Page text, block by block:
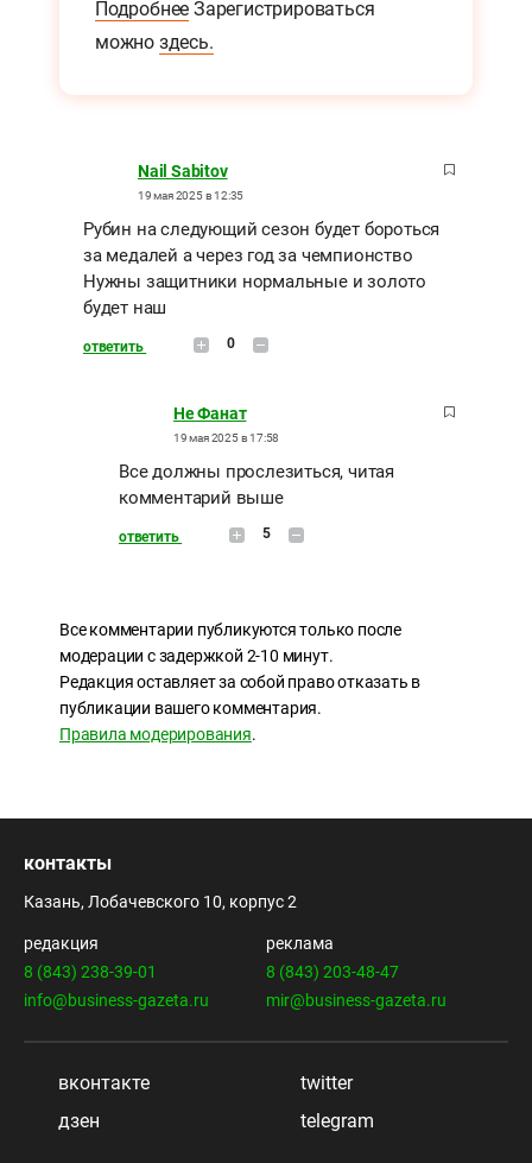
Подробнее Зарегистрироваться
можно здесь.
Nail Sabitov
19 мая 2025 в 12:35
Рубин на следующий сезон будет бороться
за медалей а через год за чемпионство
Нужны защитники нормальные и золото
будет наш
ответить 0
Не Фанат
19 мая 2025 в 17:58
Все должны прослезиться, читая
комментарий выше
ответить 5
Все комментарии публикуются только после
модерации с задержкой 2-10 минут.
Редакция оставляет за собой право отказать в
публикации вашего комментария.
Правила модерирования.
контакты
Казань, Лобачевского 10, корпус 2
редакция
8 (843) 238-39-01
info@business-gazeta.ru
реклама
8 (843) 203-48-47
mir@business-gazeta.ru
вконтакте
twitter
дзен
telegram